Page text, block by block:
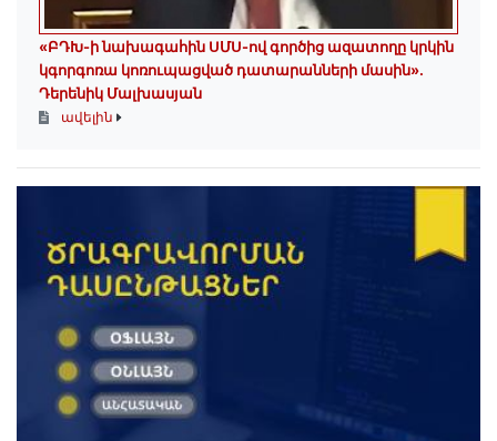
«ԲԴԽ-ի նախագահին ՍՄՍ-ով գործից ազատողը կրկին
կգորգոռա կոռուպացված դատարանների մասին».
Դերենիկ Մալխասյան
ավելին